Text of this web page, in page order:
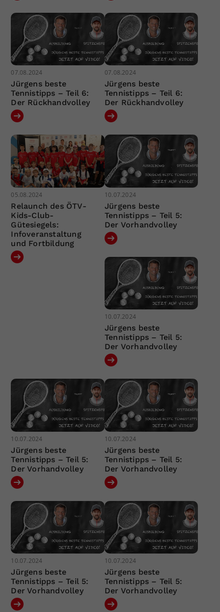
07.08.2024
Jürgens beste
Tennistipps – Teil 6:
Der Rückhandvolley
07.08.2024
Jürgens beste
Tennistipps – Teil 6:
Der Rückhandvolley
05.08.2024
Relaunch des ÖTV-
Kids-Club-
Gütesiegels:
Infoveranstaltung
und Fortbildung
10.07.2024
Jürgens beste
Tennistipps – Teil 5:
Der Vorhandvolley
10.07.2024
Jürgens beste
Tennistipps – Teil 5:
Der Vorhandvolley
10.07.2024
Jürgens beste
Tennistipps – Teil 5:
Der Vorhandvolley
10.07.2024
Jürgens beste
Tennistipps – Teil 5:
Der Vorhandvolley
10.07.2024
Jürgens beste
Tennistipps – Teil 5:
Der Vorhandvolley
10.07.2024
Jürgens beste
Tennistipps – Teil 5:
Der Vorhandvolley